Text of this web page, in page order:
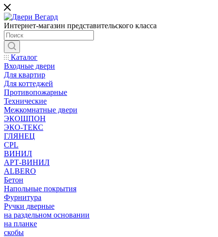
Интернет-магазин представительского класса
Каталог
Входные двери
Для квартир
Для коттеджей
Противопожарные
Технические
Межкомнатные двери
ЭКОШПОН
ЭКО-ТЕКС
ГЛЯНЕЦ
CPL
ВИНИЛ
АРТ-ВИНИЛ
ALBERO
Бетон
Напольные покрытия
Фурнитура
Ручки дверные
на раздельном основании
на планке
скобы